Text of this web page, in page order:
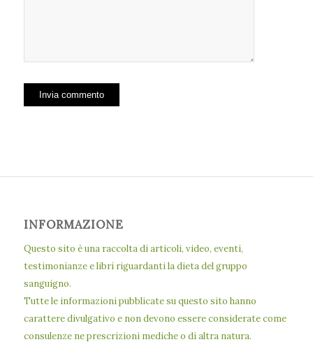
INFORMAZIONE
Questo sito è una raccolta di articoli, video, eventi,
testimonianze e libri riguardanti la dieta del gruppo
sanguigno.
Tutte le informazioni pubblicate su questo sito hanno
carattere divulgativo e non devono essere considerate come
consulenze ne prescrizioni mediche o di altra natura.